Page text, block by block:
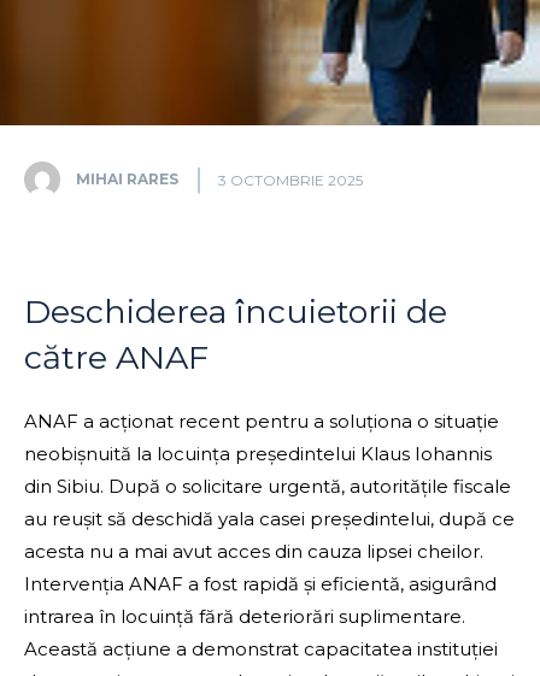
MIHAI RARES 3 OCTOMBRIE 2025
Deschiderea încuietorii de
către ANAF
ANAF a acționat recent pentru a soluționa o situație
neobișnuită la locuința președintelui Klaus Iohannis
din Sibiu. După o solicitare urgentă, autoritățile fiscale
au reușit să deschidă yala casei președintelui, după ce
acesta nu a mai avut acces din cauza lipsei cheilor.
Intervenția ANAF a fost rapidă și eficientă, asigurând
intrarea în locuință fără deteriorări suplimentare.
Această acțiune a demonstrat capacitatea instituției